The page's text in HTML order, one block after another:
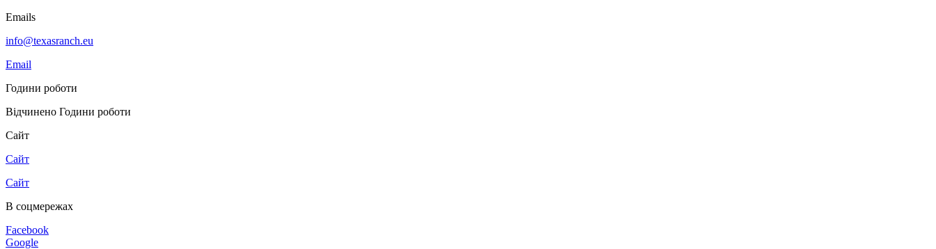
Emails
info@texasranch.eu
Email
Години роботи
Відчинено Години роботи
Сайт
Сайт
Сайт
В соцмережах
Facebook
Google